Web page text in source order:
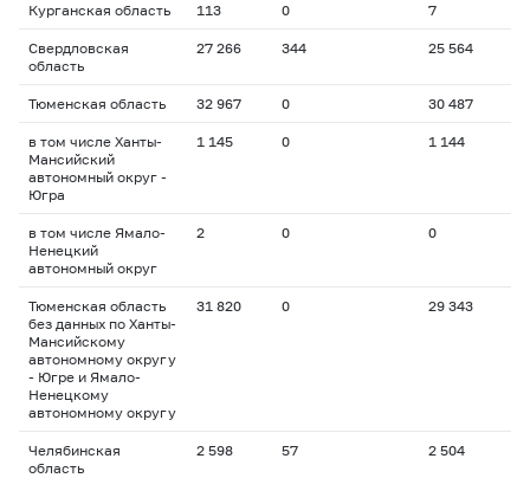
Курганская область 113 0 7
Свердловская
область
27 266 344 25 564
Тюменская область 32 967 0 30 487
в том числе Ханты-
Мансийский
автономный округ -
Югра
1 145 0 1 144
в том числе Ямало-
Ненецкий
автономный округ
2 0 0
Тюменская область
без данных по Ханты-
Мансийскому
автономному округу
- Югре и Ямало-
Ненецкому
автономному округу
31 820 0 29 343
Челябинская
область
2 598 57 2 504